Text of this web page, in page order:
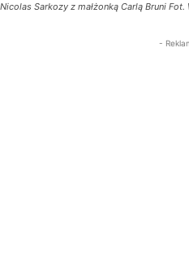
Nicolas Sarkozy z małżonką Carlą Bruni
-